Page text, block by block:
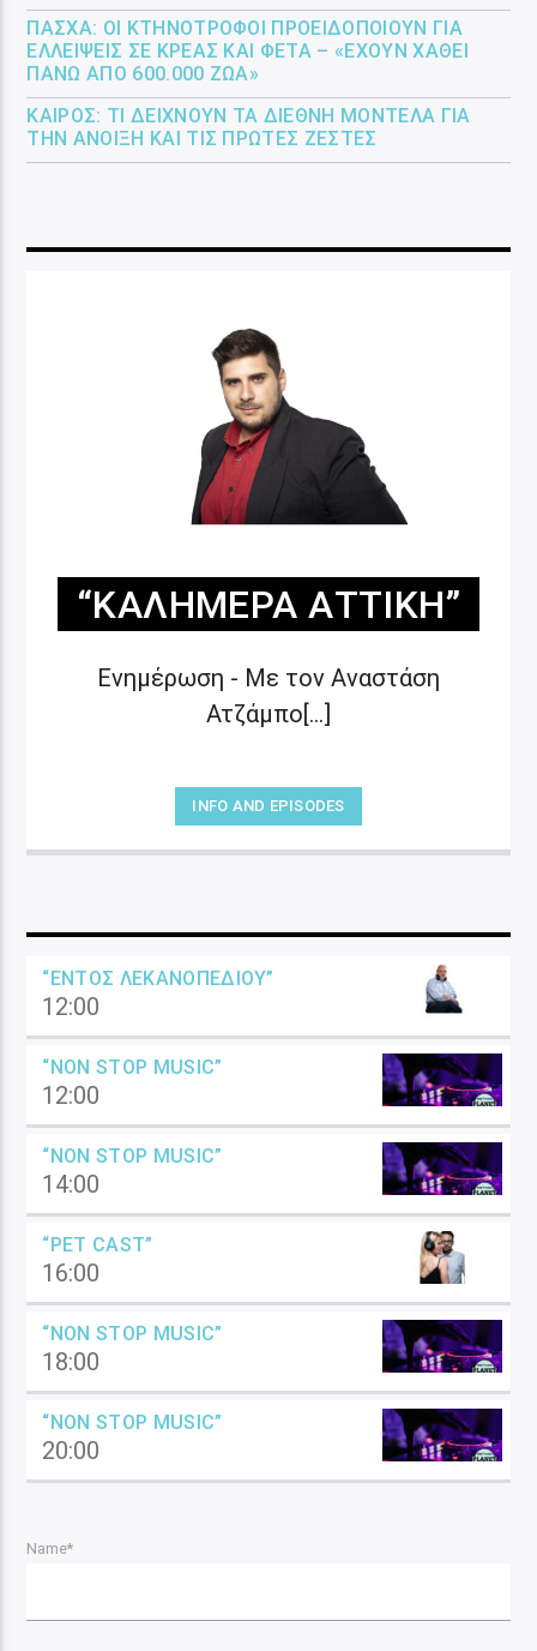
ΠΆΣΧΑ: ΟΙ ΚΤΗΝΟΤΡΌΦΟΙ ΠΡΟΕΙΔΟΠΟΙΟΎΝ ΓΙΑ
ΕΛΛΕΊΨΕΙΣ ΣΕ ΚΡΈΑΣ ΚΑΙ ΦΈΤΑ – «ΈΧΟΥΝ ΧΑΘΕΊ
ΠΆΝΩ ΑΠΌ 600.000 ΖΏΑ»
ΚΑΙΡΌΣ: ΤΙ ΔΕΊΧΝΟΥΝ ΤΑ ΔΙΕΘΝΉ ΜΟΝΤΈΛΑ ΓΙΑ
ΤΗΝ ΆΝΟΙΞΗ ΚΑΙ ΤΙΣ ΠΡΏΤΕΣ ΖΈΣΤΕΣ
“ΚΑΛΗΜΈΡΑ ΑΤΤΙΚΉ”
Ενημέρωση - Με τον Αναστάση
Ατζάμπο[...]
INFO AND EPISODES
“ΕΝΤΌΣ ΛΕΚΑΝΟΠΕΔΊΟΥ”
12:00
“NON STOP MUSIC”
12:00
“NON STOP MUSIC”
14:00
“PET CAST”
16:00
“NON STOP MUSIC”
18:00
“NON STOP MUSIC”
20:00
Name*